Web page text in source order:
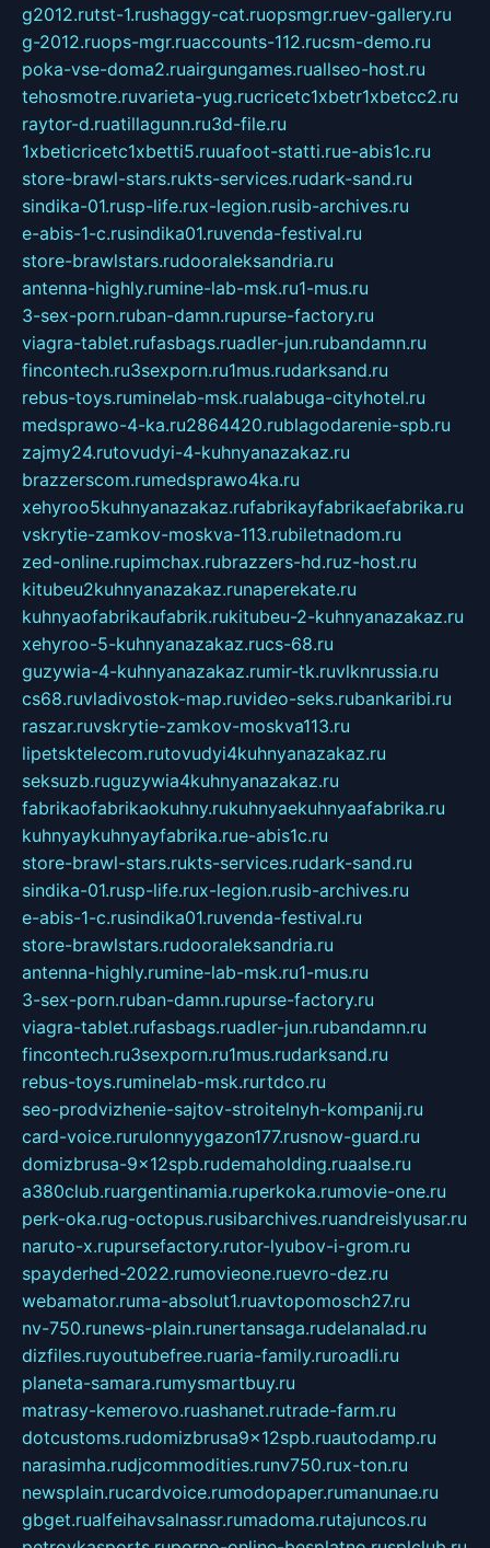
g2012.rutst-1.rushaggy-cat.ruopsmgr.ruev-gallery.ru
g-2012.ruops-mgr.ruaccounts-112.rucsm-demo.ru
poka-vse-doma2.ruairgungames.ruallseo-host.ru
tehosmotre.ruvarieta-yug.rucricetc1xbetr1xbetcc2.ru
raytor-d.ruatillagunn.ru3d-file.ru
1xbeticricetc1xbetti5.ruuafoot-statti.rue-abis1c.ru
store-brawl-stars.rukts-services.rudark-sand.ru
sindika-01.rusp-life.rux-legion.rusib-archives.ru
e-abis-1-c.rusindika01.ruvenda-festival.ru
store-brawlstars.rudooraleksandria.ru
antenna-highly.rumine-lab-msk.ru1-mus.ru
3-sex-porn.ruban-damn.rupurse-factory.ru
viagra-tablet.rufasbags.ruadler-jun.rubandamn.ru
fincontech.ru3sexporn.ru1mus.rudarksand.ru
rebus-toys.ruminelab-msk.rualabuga-cityhotel.ru
medsprawo-4-ka.ru2864420.rublagodarenie-spb.ru
zajmy24.rutovudyi-4-kuhnyanazakaz.ru
brazzerscom.rumedsprawo4ka.ru
xehyroo5kuhnyanazakaz.rufabrikayfabrikaefabrika.ru
vskrytie-zamkov-moskva-113.rubiletnadom.ru
zed-online.rupimchax.rubrazzers-hd.ruz-host.ru
kitubeu2kuhnyanazakaz.runaperekate.ru
kuhnyaofabrikaufabrik.rukitubeu-2-kuhnyanazakaz.ru
xehyroo-5-kuhnyanazakaz.rucs-68.ru
guzywia-4-kuhnyanazakaz.rumir-tk.ruvlknrussia.ru
cs68.ruvladivostok-map.ruvideo-seks.rubankaribi.ru
raszar.ruvskrytie-zamkov-moskva113.ru
lipetsktelecom.rutovudyi4kuhnyanazakaz.ru
seksuzb.ruguzywia4kuhnyanazakaz.ru
fabrikaofabrikaokuhny.rukuhnyaekuhnyaafabrika.ru
kuhnyaykuhnyayfabrika.rue-abis1c.ru
store-brawl-stars.rukts-services.rudark-sand.ru
sindika-01.rusp-life.rux-legion.rusib-archives.ru
e-abis-1-c.rusindika01.ruvenda-festival.ru
store-brawlstars.rudooraleksandria.ru
antenna-highly.rumine-lab-msk.ru1-mus.ru
3-sex-porn.ruban-damn.rupurse-factory.ru
viagra-tablet.rufasbags.ruadler-jun.rubandamn.ru
fincontech.ru3sexporn.ru1mus.rudarksand.ru
rebus-toys.ruminelab-msk.rurtdco.ru
seo-prodvizhenie-sajtov-stroitelnyh-kompanij.ru
card-voice.rurulonnyygazon177.rusnow-guard.ru
domizbrusa-9x12spb.rudemaholding.ruaalse.ru
a380club.ruargentinamia.ruperkoka.rumovie-one.ru
perk-oka.rug-octopus.rusibarchives.ruandreislyusar.ru
naruto-x.rupursefactory.rutor-lyubov-i-grom.ru
spayderhed-2022.rumovieone.ruevro-dez.ru
webamator.ruma-absolut1.ruavtopomosch27.ru
nv-750.runews-plain.runertansaga.rudelanalad.ru
dizfiles.ruyoutubefree.ruaria-family.ruroadli.ru
planeta-samara.rumysmartbuy.ru
matrasy-kemerovo.ruashanet.rutrade-farm.ru
dotcustoms.rudomizbrusa9x12spb.ruautodamp.ru
narasimha.rudjcommodities.runv750.rux-ton.ru
newsplain.rucardvoice.rumodopaper.rumanunae.ru
gbget.rualfeihavsalnassr.rumadoma.rutajuncos.ru